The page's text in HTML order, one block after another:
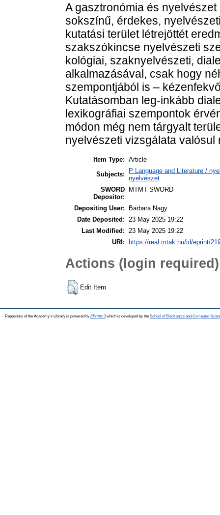
A gasztronómia és
sokszínű, érdekes,
kutatási terület létrejöttét
szakszókincse nyelvészeti
kológiai, szaknyelvészeti,
alkalmazásával, csak hogy
szempontjából is –
Kutatásomban leg-inkább
lexikográfiai szempontok
módon még nem tárgyalt
nyelvészeti vizsgálata valósul
Item Type: Article
Subjects:
P Language and Literature /
nyelvészet
SWORD
Depositor:
MTMT SWORD
Depositing User:
Barbara Nagy
Date Deposited:
23 May 2025 19:22
Last Modified:
23 May 2025 19:22
URI: https://real.mtak.hu/id/eprint/
Actions (login required)
Edit Item
Repository of the Academy's Library is powered by EPrints 3which is developed by the School of Electronics and Computer